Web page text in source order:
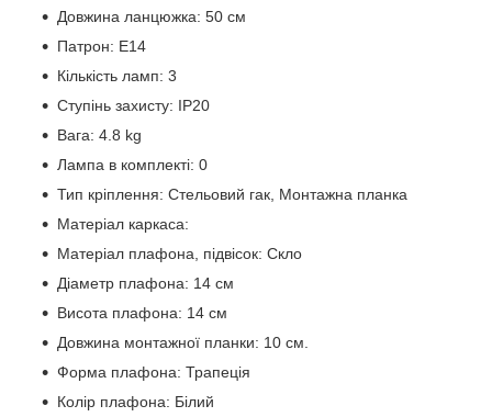
Довжина ланцюжка: 50 см
Патрон: Е14
Кількість ламп: 3
Ступінь захисту: IP20
Вага: 4.8 kg
Лампа в комплекті: 0
Тип кріплення: Стельовий гак, Монтажна планка
Матеріал каркаса:
Матеріал плафона, підвісок: Скло
Діаметр плафона: 14 см
Висота плафона: 14 см
Довжина монтажної планки: 10 см.
Форма плафона: Трапеція
Колір плафона: Білий